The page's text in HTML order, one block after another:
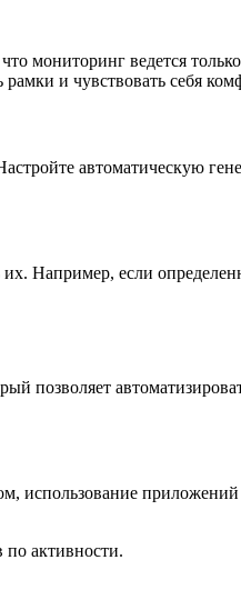
мониторинг ведется
и чувствовать себя
автоматическую
их. Например, если
позволяет
использование
по активности.